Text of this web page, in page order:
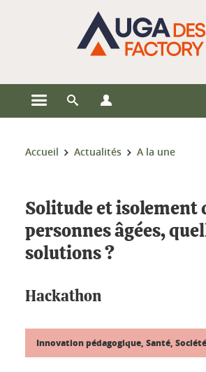
Ouvrir le menu principal
Ouvrir le moteur de recherche
Vous êtes ici :
Accueil Actualités A la une
Solitude et isolement
personnes âgées,
solutions ?
Hackathon
Innovation pédagogique, Santé, Société